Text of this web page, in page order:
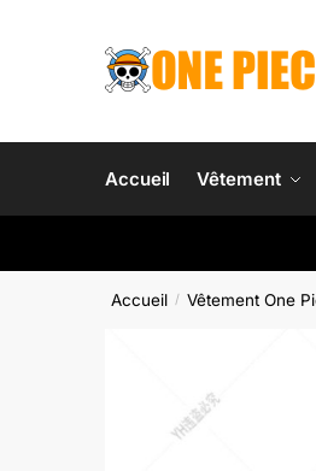
Accueil Vêtement
Accueil / Vêtement One